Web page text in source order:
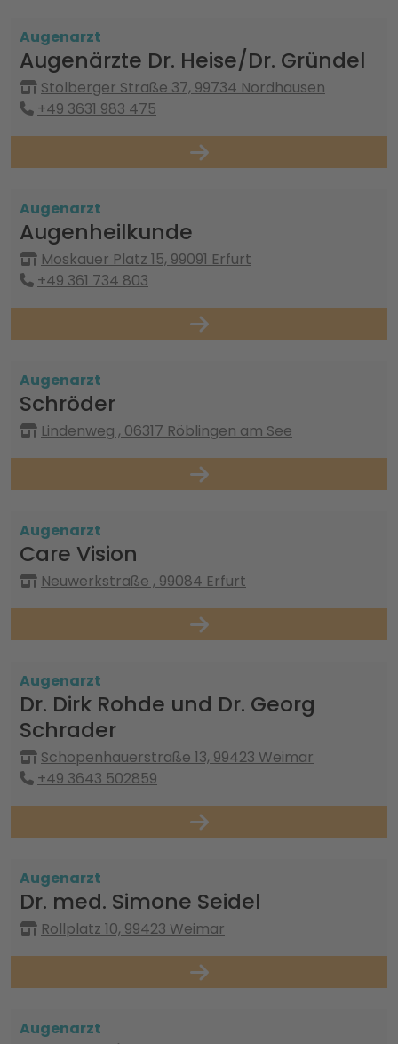
Augenarzt
Augenärzte Dr. Heise/Dr. Gründel
Stolberger Straße 37, 99734 Nordhausen
+49 3631 983 475
Augenarzt
Augenheilkunde
Moskauer Platz 15, 99091 Erfurt
+49 361 734 803
Augenarzt
Schröder
Lindenweg , 06317 Röblingen am See
Augenarzt
Care Vision
Neuwerkstraße , 99084 Erfurt
Augenarzt
Dr. Dirk Rohde und Dr. Georg
Schrader
Schopenhauerstraße 13, 99423 Weimar
+49 3643 502859
Augenarzt
Dr. med. Simone Seidel
Rollplatz 10, 99423 Weimar
Augenarzt